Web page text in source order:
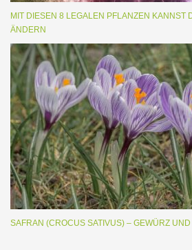
MIT DIESEN 8 LEGALEN PFLANZEN KANNST
ÄNDERN
SAFRAN (CROCUS SATIVUS) – GEWÜRZ